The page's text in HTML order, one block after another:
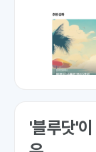
'블루닷'